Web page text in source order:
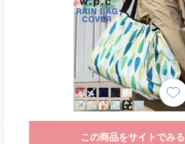
この商品をサイトでみる